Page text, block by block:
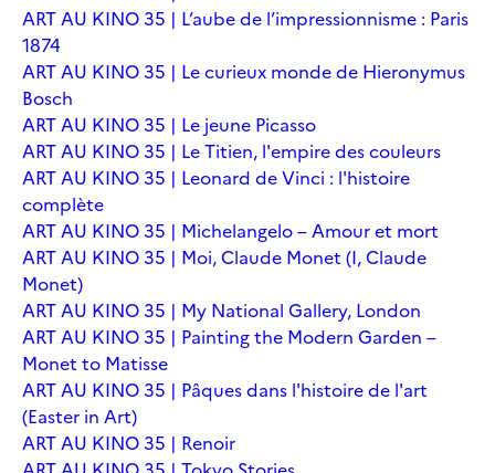
ART AU KINO 35 | L’aube de l’impressionnisme : Paris
1874
ART AU KINO 35 | Le curieux monde de Hieronymus
Bosch
ART AU KINO 35 | Le jeune Picasso
ART AU KINO 35 | Le Titien, l'empire des couleurs
ART AU KINO 35 | Leonard de Vinci : l'histoire
complète
ART AU KINO 35 | Michelangelo – Amour et mort
ART AU KINO 35 | Moi, Claude Monet (I, Claude
Monet)
ART AU KINO 35 | My National Gallery, London
ART AU KINO 35 | Painting the Modern Garden –
Monet to Matisse
ART AU KINO 35 | Pâques dans l'histoire de l'art
(Easter in Art)
ART AU KINO 35 | Renoir